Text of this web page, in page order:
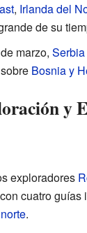
, Irlanda del
de su
marzo, Serbia
Bosnia y
y
exploradores
cuatro guías
.